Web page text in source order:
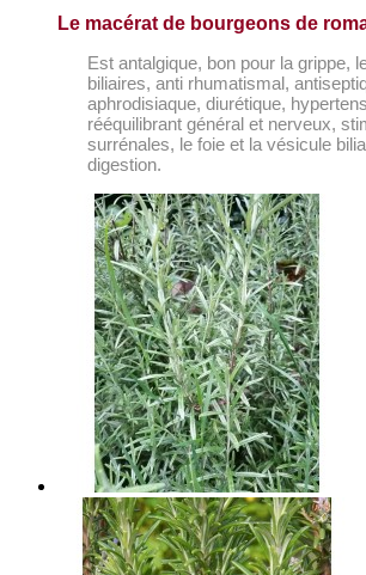
Le macérat de bourgeons de
Est antalgique, bon pour la grippe,
biliaires, anti rhumatismal,
aphrodisiaque, diurétique,
rééquilibrant général et nerveux,
surrénales, le foie et la vésicule
digestion.